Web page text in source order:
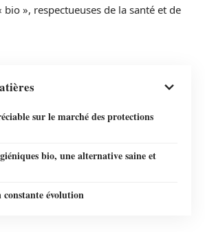
», respectueuses de la santé et de
sur le marché des protections
bio, une alternative saine et
constante évolution